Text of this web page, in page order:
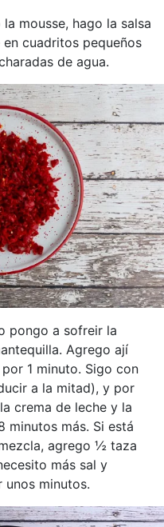
mousse, hago la salsa
cuadritos pequeños
de agua.
pongo a sofreir la
Agrego ají
1 minuto. Sigo con
a la mitad), y por
crema de leche y la
minutos más. Si está
agrego ½ taza
más sal y
unos minutos.